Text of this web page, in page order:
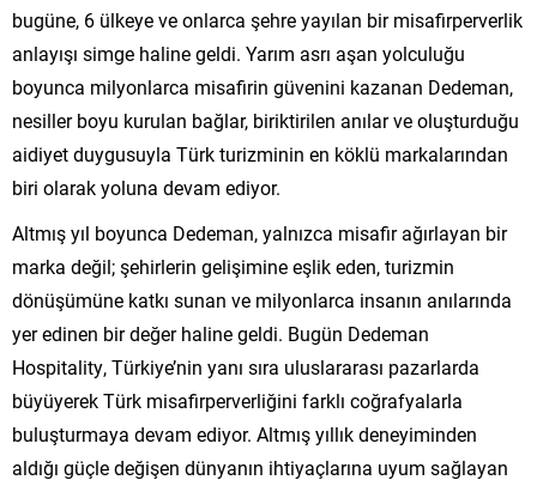
bugüne, 6 ülkeye ve onlarca şehre yayılan bir misafirperverlik
anlayışı simge haline geldi. Yarım asrı aşan yolculuğu
boyunca milyonlarca misafirin güvenini kazanan Dedeman,
nesiller boyu kurulan bağlar, biriktirilen anılar ve oluşturduğu
aidiyet duygusuyla Türk turizminin en köklü markalarından
biri olarak yoluna devam ediyor.
Altmış yıl boyunca Dedeman, yalnızca misafir ağırlayan bir
marka değil; şehirlerin gelişimine eşlik eden, turizmin
dönüşümüne katkı sunan ve milyonlarca insanın anılarında
yer edinen bir değer haline geldi. Bugün Dedeman
Hospitality, Türkiye’nin yanı sıra uluslararası pazarlarda
büyüyerek Türk misafirperverliğini farklı coğrafyalarla
buluşturmaya devam ediyor. Altmış yıllık deneyiminden
aldığı güçle değişen dünyanın ihtiyaçlarına uyum sağlayan